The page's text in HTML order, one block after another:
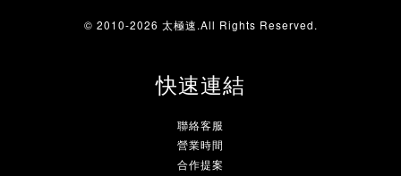
© 2010-2026 太極速.All Rights Reserved.
快速連結
聯絡客服
營業時間
合作提案